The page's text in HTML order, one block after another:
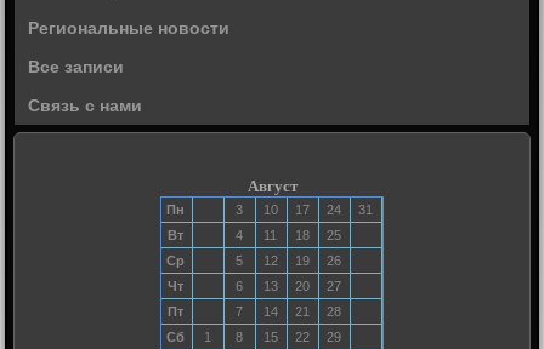
Региональные новости
Все записи
Связь с нами
Август
Пн 3 10 17 24
31
Вт
4 11 18
25
Ср
5 12 19
26
Чт
6 13 20
27
Пт
7 14 21
28
Сб
1 8 15 22
29